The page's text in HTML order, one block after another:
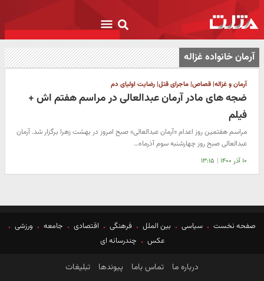
آرمان خانواده غزاله
آرمان و غزاله| قصاص| ماجرای قتل| رضایت اولیای دم
ضجه های مادر آرمان عبدالعالی در مراسم هفتم اش +
فیلم
مراسم هفتمین روز اعدام «آرمان عبدالعالی» صبح امروز در بهشت زهرا برگزار شد. آرمان
عبدالعالی صبح روز چهارشنبه سوم آذرماه…
۱۰ آذر ۱۴۰۰ | ۱۳:۱۵
صفحه نخست سیاسی بین الملل فرهنگی اقتصادی جامعه
ورزشی
عکس
چندرسانه ای
درباره ما تماس باما پیوندها تبلیغات